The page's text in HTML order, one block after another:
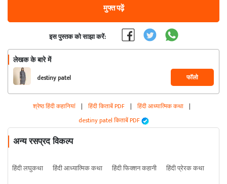
मुफ्त पढ़ें
इस पुस्तक को साझा करें:
लेखक के बारे में
destiny patel फॉलो
श्रेष्ठ हिंदी कहानियां | हिंदी किताबें PDF | हिंदी आध्यात्मिक कथा |
destiny patel किताबें PDF
अन्य रसप्रद विकल्प
हिंदी लघुकथा हिंदी आध्यात्मिक कथा हिंदी फिक्शन कहानी
हिंदी प्रेरक कथा